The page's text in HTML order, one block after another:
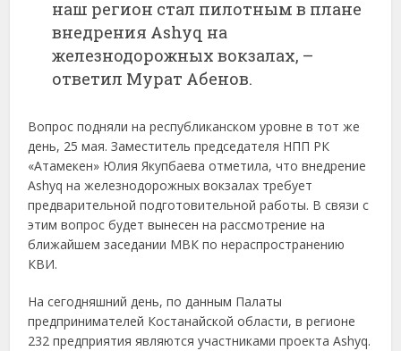
наш регион стал пилотным в плане
внедрения Ashyq на
железнодорожных вокзалах, –
ответил Мурат Абенов.
Вопрос подняли на республиканском уровне в тот же
день, 25 мая. Заместитель председателя НПП РК
«Атамекен» Юлия Якупбаева отметила, что внедрение
Ashyq на железнодорожных вокзалах требует
предварительной подготовительной работы. В связи с
этим вопрос будет вынесен на рассмотрение на
ближайшем заседании МВК по нераспространению
КВИ.
На сегодняшний день, по данным Палаты
предпринимателей Костанайской области, в регионе
232 предприятия являются участниками проекта Ashyq.